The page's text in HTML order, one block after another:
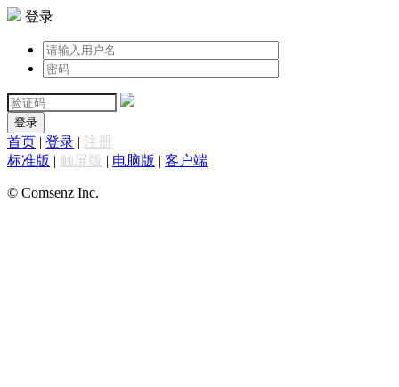
登录
登录
首页 | 登录 | 注册
标准版 | 触屏版 | 电脑版 | 客户端
© Comsenz Inc.